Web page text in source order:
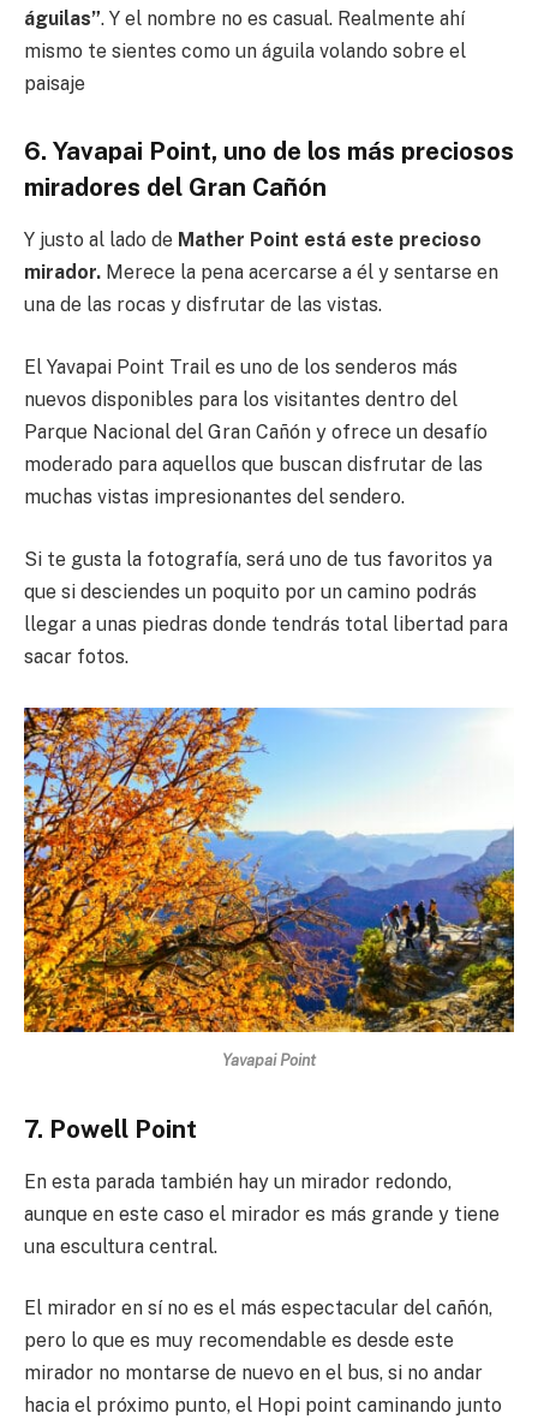
águilas”. Y el nombre no es casual. Realmente ahí
mismo te sientes como un águila volando sobre el
paisaje
6. Yavapai Point, uno de los más preciosos
miradores del Gran Cañón
Y justo al lado de Mather Point está este precioso
mirador. Merece la pena acercarse a él y sentarse en
una de las rocas y disfrutar de las vistas.
El Yavapai Point Trail es uno de los senderos más
nuevos disponibles para los visitantes dentro del
Parque Nacional del Gran Cañón y ofrece un desafío
moderado para aquellos que buscan disfrutar de las
muchas vistas impresionantes del sendero.
Si te gusta la fotografía, será uno de tus favoritos ya
que si desciendes un poquito por un camino podrás
llegar a unas piedras donde tendrás total libertad para
sacar fotos.
Yavapai Point
7. Powell Point
En esta parada también hay un mirador redondo,
aunque en este caso el mirador es más grande y tiene
una escultura central.
El mirador en sí no es el más espectacular del cañón,
pero lo que es muy recomendable es desde este
mirador no montarse de nuevo en el bus, si no andar
hacia el próximo punto, el Hopi point caminando junto